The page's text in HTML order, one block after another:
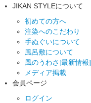
JIKAN STYLEについて
初めての方へ
注染へのこだわり
手ぬぐいについて
風呂敷について
風のうわさ[最新情報]
メディア掲載
会員ページ
ログイン